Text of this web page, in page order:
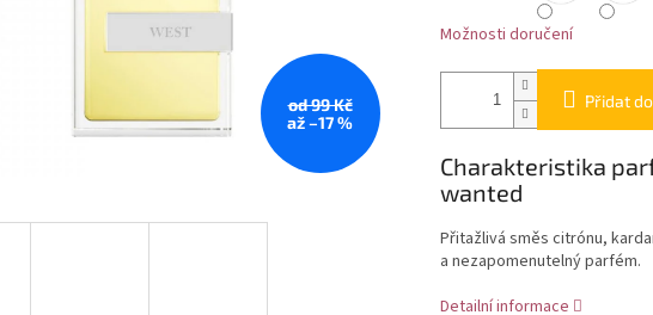
od 99 Kč
až –17 %
Možnosti doručení
Přidat
Charakteristika
wanted
Přitažlivá směs citrónu,
a nezapomenutelný parfém.
Detailní informace